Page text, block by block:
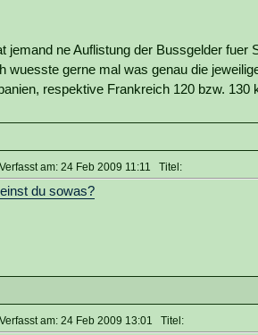
jemand ne Auflistung der Bussgelder fuer
wuesste gerne mal was genau die
respektive Frankreich 120 bzw. 130
Verfasst am: 24 Feb 2009 11:11 Titel:
du sowas?
Verfasst am: 24 Feb 2009 13:01 Titel: